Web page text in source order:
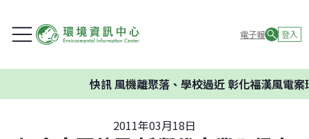
電子報 登入
快訊風機離聚落、學校過近 彰化福漢風電案環
2011年03月18日